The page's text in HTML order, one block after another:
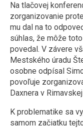
Na tlačovej
zorganizovanie
mu dal na to
súhlas, že môže
povedal. V závere
Mestského úradu
osobne odpísal
povoľuje
Daxnera v
K problematike sa
samom začiatku